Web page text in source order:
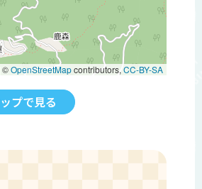
©OpenStreetMapcontributors,CC-BY-SA
プで見る